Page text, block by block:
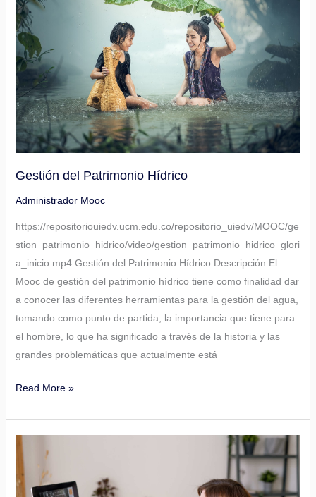
Gestión del Patrimonio Hídrico
Administrador Mooc
https://repositoriouiedv.ucm.edu.co/repositorio_uiedv/MOOC/ge
stion_patrimonio_hidrico/video/gestion_patrimonio_hidrico_glori
a_inicio.mp4 Gestión del Patrimonio Hídrico Descripción El
Mooc de gestión del patrimonio hídrico tiene como finalidad dar
a conocer las diferentes herramientas para la gestión del agua,
tomando como punto de partida, la importancia que tiene para
el hombre, lo que ha significado a través de la historia y las
grandes problemáticas que actualmente está
del
Patrimonio
Hídrico
Read More »
Ecosistemas
educativos
una